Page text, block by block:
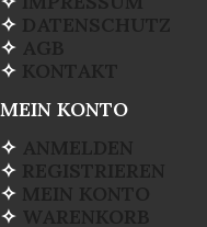
✧
✧
✧
MEIN KONTO
✧
✧
✧
✧